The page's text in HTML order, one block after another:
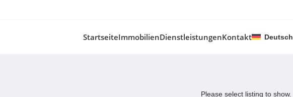
StartseiteImmobilienDienstleistungenKontakt Deutsch
Please select listing to show.